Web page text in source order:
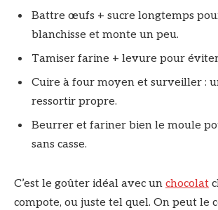
Battre œufs + sucre longtemps
blanchisse et monte un peu.
Tamiser farine + levure pour
Cuire à four moyen et surveiller :
ressortir propre.
Beurrer et fariner bien le moule
sans casse.
C’est le goûter idéal avec un chocolat
compote, ou juste tel quel. On peut le